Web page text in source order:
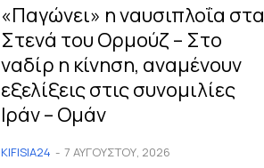
«Παγώνει» η ναυσιπλοΐα στα
Στενά του Ορμούζ – Στο
ναδίρ η κίνηση, αναμένουν
εξελίξεις στις συνομιλίες
Ιράν – Ομάν
KIFISIA24 - 7 ΑΥΓΟΎΣΤΟΥ, 2026